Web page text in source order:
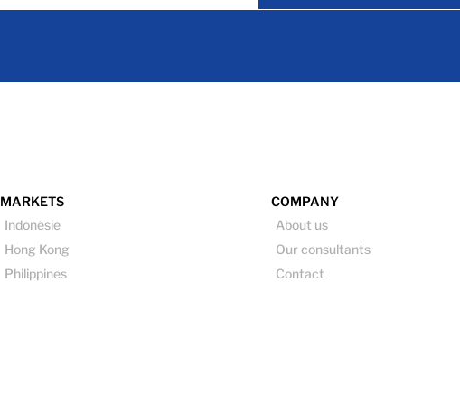
MARKETS
Indonésie
Hong Kong
Philippines
COMPANY
About us
Our consultants
Contact